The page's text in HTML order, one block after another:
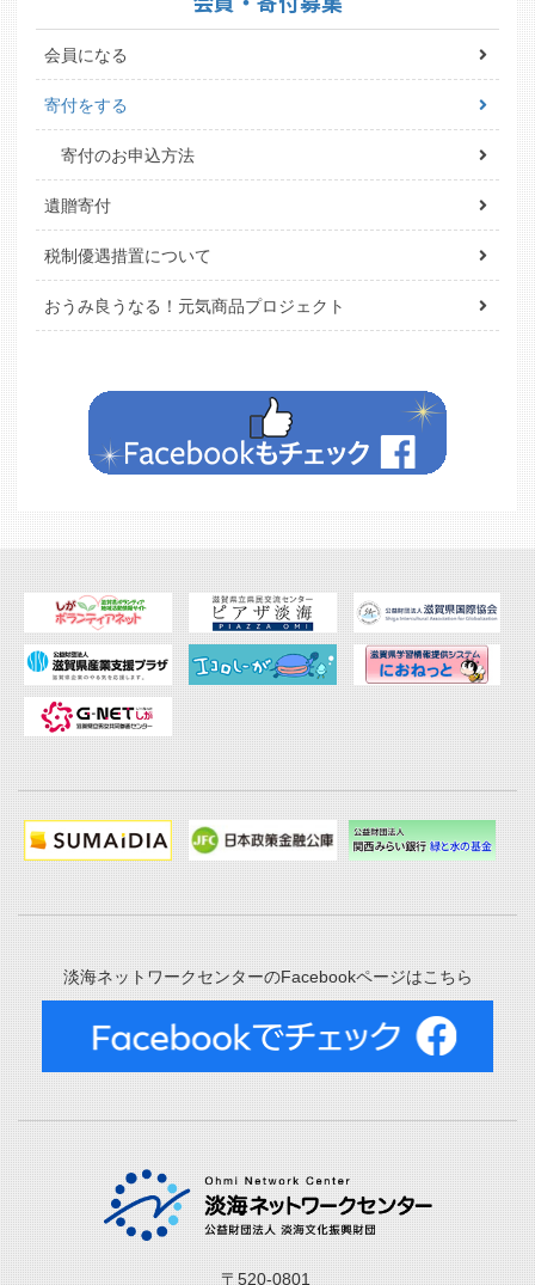
会員になる
寄付をする
寄付のお申込方法
遺贈寄付
税制優遇措置について
おうみ良うなる！元気商品プロジェクト
淡海ネットワークセンターのFacebookページはこちら
〒520-0801